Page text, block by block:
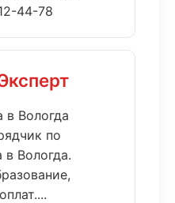
44-78
в Вологда
по
в Вологда.